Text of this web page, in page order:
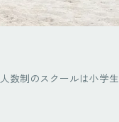
数制のスクールは小学生